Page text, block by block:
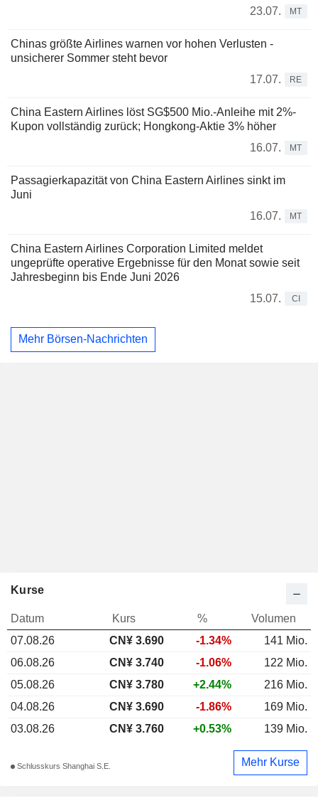
23.07.
MT
Chinas größte Airlines warnen vor hohen Verlusten -
unsicherer Sommer steht bevor
17.07.
RE
China Eastern Airlines löst SG$500 Mio.-Anleihe mit 2%-
Kupon vollständig zurück; Hongkong-Aktie 3% höher
16.07.
MT
Passagierkapazität von China Eastern Airlines sinkt im
Juni
16.07.
MT
China Eastern Airlines Corporation Limited meldet
ungeprüfte operative Ergebnisse für den Monat sowie seit
Jahresbeginn bis Ende Juni 2026
15.07.
CI
Mehr Börsen-Nachrichten
Kurse
Datum Kurs %
Volumen
07.08.26
CN¥ 3.690 -1.34%
141 Mio.
06.08.26
CN¥ 3.740 -1.06%
122 Mio.
05.08.26
CN¥ 3.780 +2.44%
216 Mio.
04.08.26
CN¥ 3.690 -1.86%
169 Mio.
03.08.26
CN¥ 3.760 +0.53% 139 Mio.
Schlusskurs Shanghai S.E. Mehr Kurse